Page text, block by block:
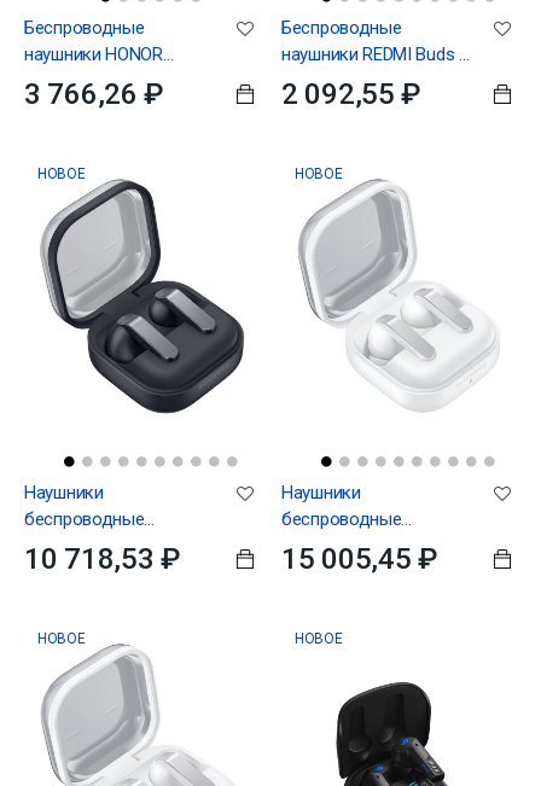
Беспроводные
наушники HONOR
CHOICE Earbuds X7 Pro
белый
3 766,26 ₽
Беспроводные
наушники REDMI Buds 8
Lite (White)
2 092,55 ₽
НОВОЕ
Наушники
беспроводные
Samsung Galaxy Buds 4
черный (SM-
10 718,53 ₽
НОВОЕ
Наушники
беспроводные
Samsung Galaxy Buds 4
Pro белый (SM-
15 005,45 ₽
НОВОЕ НОВОЕ